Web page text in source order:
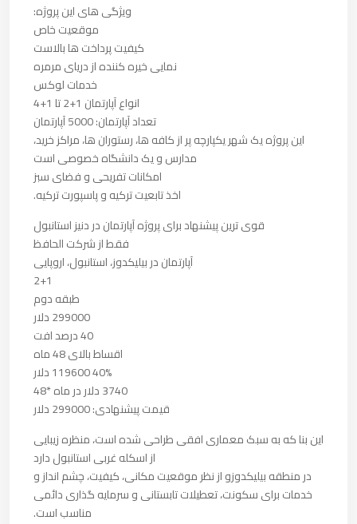
ویژگی های این پروژه:
موقعیت خاص
کیفیت پرداخت ها بالاست
نمایی خیره کننده از دریای مرمره
خدمات لوکس
انواع آپارتمان 1+2 تا 1+4
تعداد آپارتمان: 5000 آپارتمان
این پروژه یک شهر یکپارچه پر از کافه ها، رستوران ها، مراکز خرید،
مدارس و یک دانشگاه خصوصی است
امکانات تفریحی و فضای سبز
اخذ تابعیت ترکیه و پاسپورت ترکیه.
قوی ترین پیشنهاد برای پروژه آپارتمان در دنیز استانبول
فقط از شرکت الحافظ
آپارتمان در بیلیکدوز، استانبول، اروپایی
2+1
طبقه دوم
299000 دلار
40 درصد افت
اقساط بالای 48 ماه
40% 119600 دلار
3740 دلار در ماه *48
قیمت پیشنهادی: 299000 دلار
این بنا که به سبک معماری افقی طراحی شده است، منظره زیبایی
از اسکله غربی استانبول دارد
در منطقه بیلیکدوزو از نظر موقعیت مکانی، کیفیت، چشم انداز و
خدمات برای سکونت، تعطیلات تابستانی و سرمایه گذاری دائمی
مناسب است.